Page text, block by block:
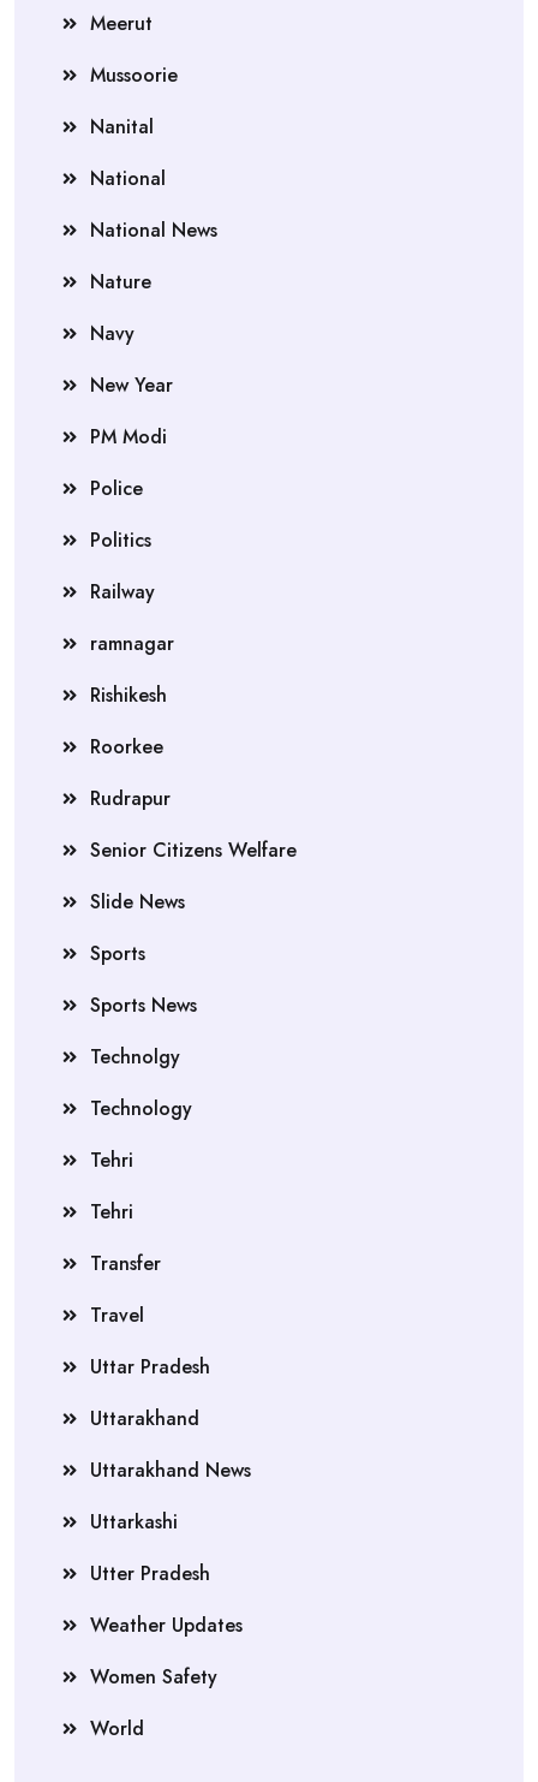
Meerut
Mussoorie
Nanital
National
National News
Nature
Navy
New Year
PM Modi
Police
Politics
Railway
ramnagar
Rishikesh
Roorkee
Rudrapur
Senior Citizens Welfare
Slide News
Sports
Sports News
Technolgy
Technology
Tehri
Tehri
Transfer
Travel
Uttar Pradesh
Uttarakhand
Uttarakhand News
Uttarkashi
Utter Pradesh
Weather Updates
Women Safety
World